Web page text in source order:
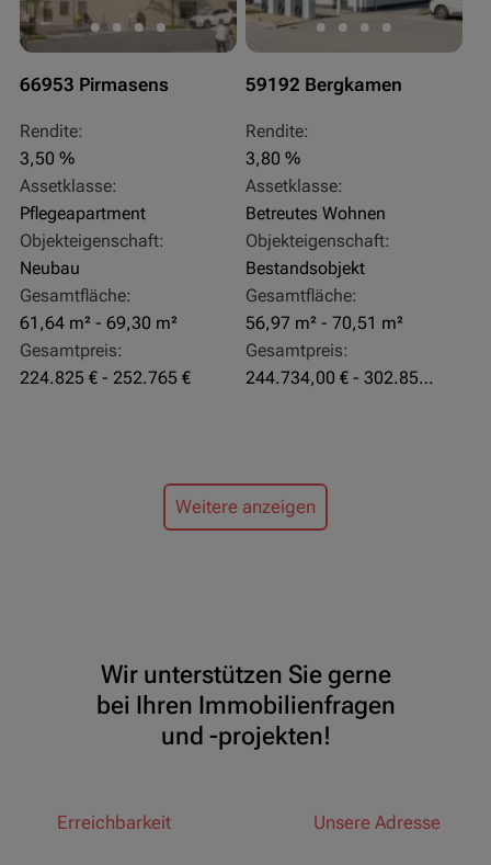
66953 Pirmasens
Rendite:
3,50 %
Assetklasse:
Pflegeapartment
Objekteigenschaft:
Neubau
Gesamtfläche:
61,64 m² - 69,30 m²
Gesamtpreis:
224.825 € - 252.765 €
59192 Bergkamen
Rendite:
3,80 %
Assetklasse:
Betreutes Wohnen
Objekteigenschaft:
Bestandsobjekt
Gesamtfläche:
56,97 m² - 70,51 m²
Gesamtpreis:
244.734,00 € - 302.855,00 €
Weitere anzeigen
Wir unterstützen Sie gerne
bei Ihren Immobilienfragen
und -projekten!
Erreichbarkeit Unsere Adresse